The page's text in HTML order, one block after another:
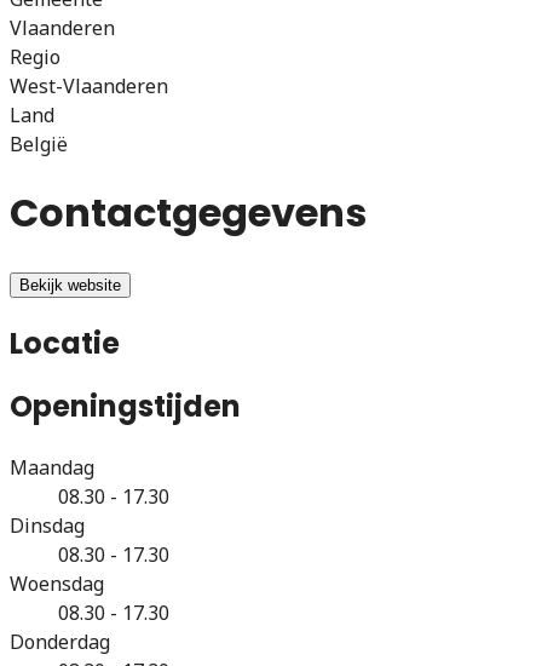
Vlaanderen
Regio
West-Vlaanderen
Land
België
Contactgegevens
Bekijk website
Locatie
Openingstijden
Maandag
08.30 - 17.30
Dinsdag
08.30 - 17.30
Woensdag
08.30 - 17.30
Donderdag